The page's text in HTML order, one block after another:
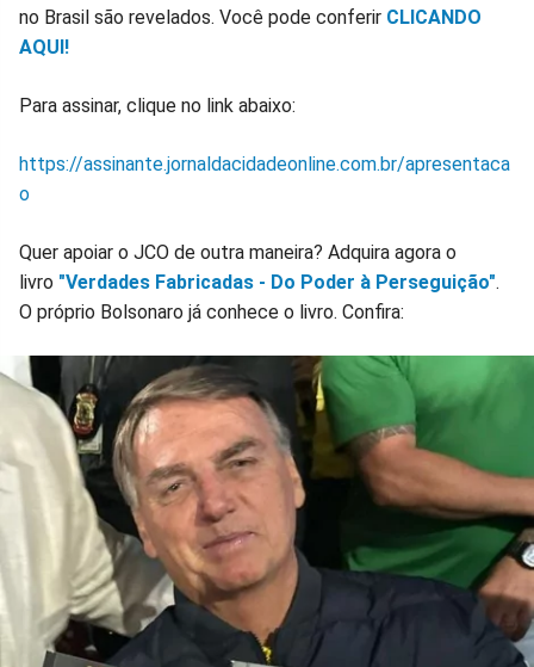
no Brasil são revelados. Você pode conferir CLICANDO
AQUI!
Para assinar, clique no link abaixo:
https://assinante.jornaldacidadeonline.com.br/apresentaca
o
Quer apoiar o JCO de outra maneira? Adquira agora o
livro "Verdades Fabricadas - Do Poder à Perseguição".
O próprio Bolsonaro já conhece o livro. Confira: